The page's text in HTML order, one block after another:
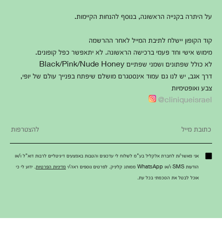
על היתרה בקנייה הראשונה, בנוסף להנחות הקיימות.
קוד הקופון יישלח לתיבת המייל לאחר ההרשמה
מימוש אישי וחד פעמי ברכישה הראשונה. לא יתאפשר כפל קופונים.
לא כולל שפתונים ושמני שפתיים Black/Pink/Nude Honey
דרך אגב, יש לנו גם עמוד אינסטגרם מושלם שיפתח בפנייך עולם של יופי,
צבע ואופטימיות
cliniqueisrael@
אני מאשר/ת לחברת אלקליל בע"מ לשלוח לי עדכונים והטבות באמצעים דיגיטליים לרבות דוא"ל ו/או
הודעות SMS ו/או WhatsApp ממותג קליניק. לפרטים נוספים ראה/י
מדיניות הפרטיות . ידוע לי כי
אוכל לבטל את הסכמתי בכל עת.